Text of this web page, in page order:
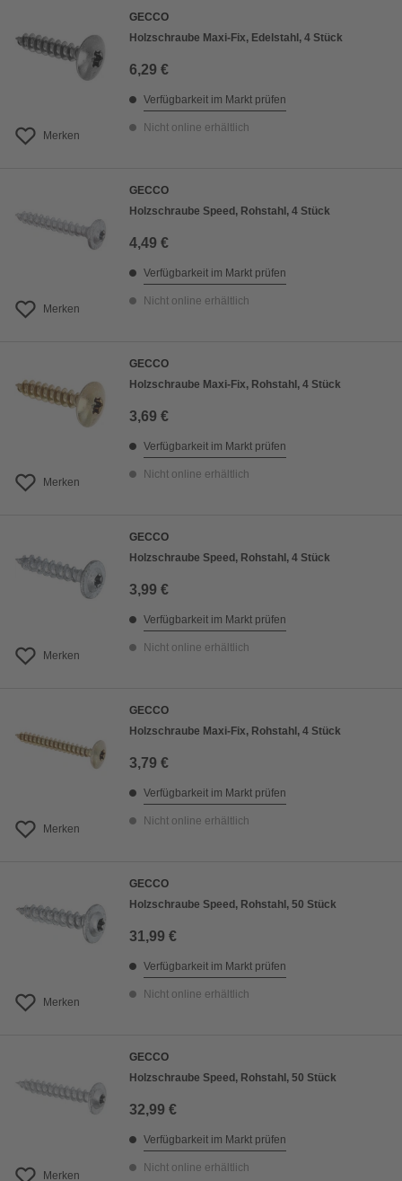
Merken
GECCO
Holzschraube Maxi-Fix, Edelstahl, 4 Stück
6,29 €
Verfügbarkeit im Markt prüfen
Nicht online erhältlich
Merken
GECCO
Holzschraube Speed, Rohstahl, 4 Stück
4,49 €
Verfügbarkeit im Markt prüfen
Nicht online erhältlich
Merken
GECCO
Holzschraube Maxi-Fix, Rohstahl, 4 Stück
3,69 €
Verfügbarkeit im Markt prüfen
Nicht online erhältlich
Merken
GECCO
Holzschraube Speed, Rohstahl, 4 Stück
3,99 €
Verfügbarkeit im Markt prüfen
Nicht online erhältlich
Merken
GECCO
Holzschraube Maxi-Fix, Rohstahl, 4 Stück
3,79 €
Verfügbarkeit im Markt prüfen
Nicht online erhältlich
Merken
GECCO
Holzschraube Speed, Rohstahl, 50 Stück
31,99 €
Verfügbarkeit im Markt prüfen
Nicht online erhältlich
Merken
GECCO
Holzschraube Speed, Rohstahl, 50 Stück
32,99 €
Verfügbarkeit im Markt prüfen
Nicht online erhältlich